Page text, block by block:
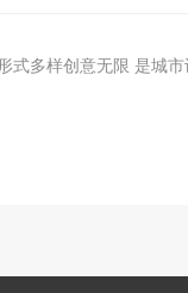
式多样创意无限 是城